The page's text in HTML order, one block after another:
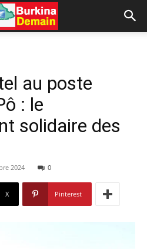
au poste
: le
solidaire des
2024 0
X Pinterest